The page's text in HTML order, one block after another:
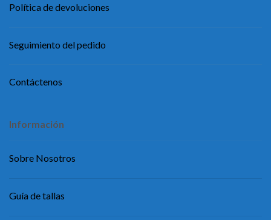
Política de devoluciones
Seguimiento del pedido
Contáctenos
Información
Sobre Nosotros
Guía de tallas